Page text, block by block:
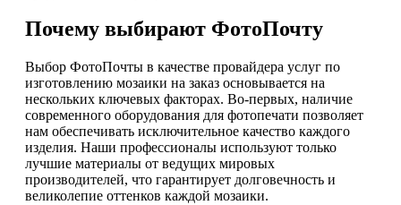
Почему выбирают ФотоПочту
Выбор ФотоПочты в качестве провайдера услуг по
изготовлению мозаики на заказ основывается на
нескольких ключевых факторах. Во-первых, наличие
современного оборудования для фотопечати позволяет
нам обеспечивать исключительное качество каждого
изделия. Наши профессионалы используют только
лучшие материалы от ведущих мировых
производителей, что гарантирует долговечность и
великолепие оттенков каждой мозаики.